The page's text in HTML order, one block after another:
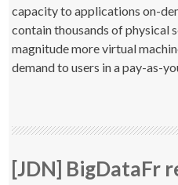
capacity to applications on-
contain thousands of physical
magnitude more virtual
demand to users in a pay-as-
[JDN] BigDataFr